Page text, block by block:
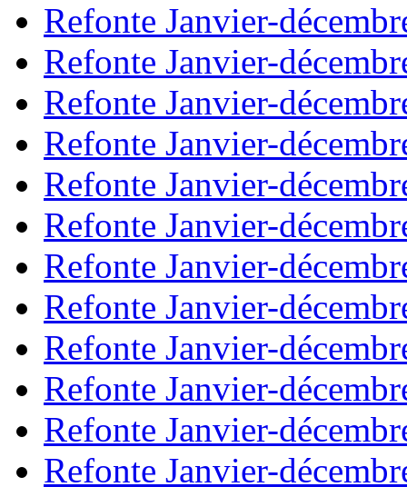
Refonte Janvier-
Refonte Janvier-
Refonte Janvier-
Refonte Janvier-
Refonte Janvier-
Refonte Janvier-
Refonte Janvier-
Refonte Janvier-
Refonte Janvier-
Refonte Janvier-
Refonte Janvier-
Refonte Janvier-